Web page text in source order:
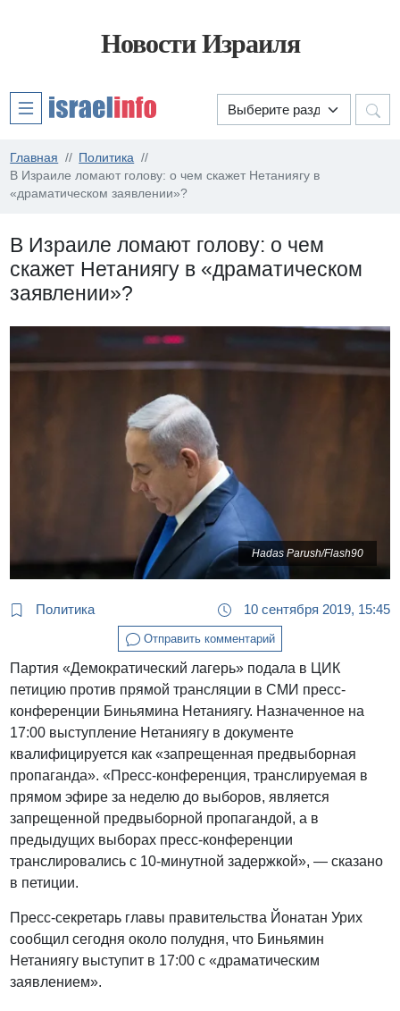
Новости Израиля
Главная
Политика
В Израиле ломают голову: о чем скажет Нетаниягу в
«драматическом заявлении»?
В Израиле ломают голову: о чем
скажет Нетаниягу в «драматическом
заявлении»?
Hadas Parush/Flash90
Политика 10 сентября 2019, 15:45
Отправить комментарий
Партия «Демократический лагерь» подала в ЦИК
петицию против прямой трансляции в СМИ пресс-
конференции Биньямина Нетаниягу. Назначенное на
17:00 выступление Нетаниягу в документе
квалифицируется как «запрещенная предвыборная
пропаганда». «Пресс-конференция, транслируемая в
прямом эфире за неделю до выборов, является
запрещенной предвыборной пропагандой, а в
предыдущих выборах пресс-конференции
транслировались с 10-минутной задержкой», — сказано
в петиции.
Пресс-секретарь главы правительства Йонатан Урих
сообщил сегодня около полудня, что Биньямин
Нетаниягу выступит в 17:00 с «драматическим
заявлением».